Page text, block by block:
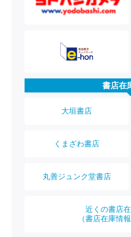
書店在
大垣書店
くまざわ書店
丸善ジュンク堂書店
近くの書店
（書店在庫情